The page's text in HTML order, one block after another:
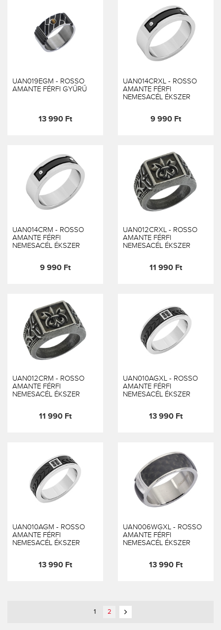
UAN019EGM - ROSSO
AMANTE FÉRFI GYŰRŰ
13 990 Ft
UAN014CRXL - ROSSO
AMANTE FÉRFI
NEMESACÉL ÉKSZER
9 990 Ft
UAN014CRM - ROSSO
AMANTE FÉRFI
NEMESACÉL ÉKSZER
9 990 Ft
UAN012CRXL - ROSSO
AMANTE FÉRFI
NEMESACÉL ÉKSZER
11 990 Ft
UAN012CRM - ROSSO
AMANTE FÉRFI
NEMESACÉL ÉKSZER
11 990 Ft
UAN010AGXL - ROSSO
AMANTE FÉRFI
NEMESACÉL ÉKSZER
13 990 Ft
UAN010AGM - ROSSO
AMANTE FÉRFI
NEMESACÉL ÉKSZER
13 990 Ft
UAN006WGXL - ROSSO
AMANTE FÉRFI
NEMESACÉL ÉKSZER
13 990 Ft
1 2